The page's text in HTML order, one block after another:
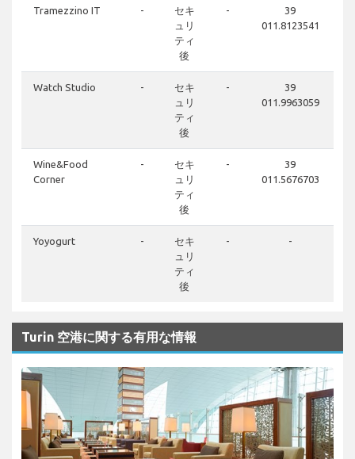
Tramezzino IT -
セキ
ュリ
ティ
後
-
39
011.8123541
Watch Studio -
セキ
ュリ
ティ
後
-
39
011.9963059
Wine&Food
Corner
-
セキ
ュリ
ティ
後
-
39
011.5676703
Yoyogurt -
セキ
ュリ
ティ
後
- -
Turin 空港に関する有用な情報